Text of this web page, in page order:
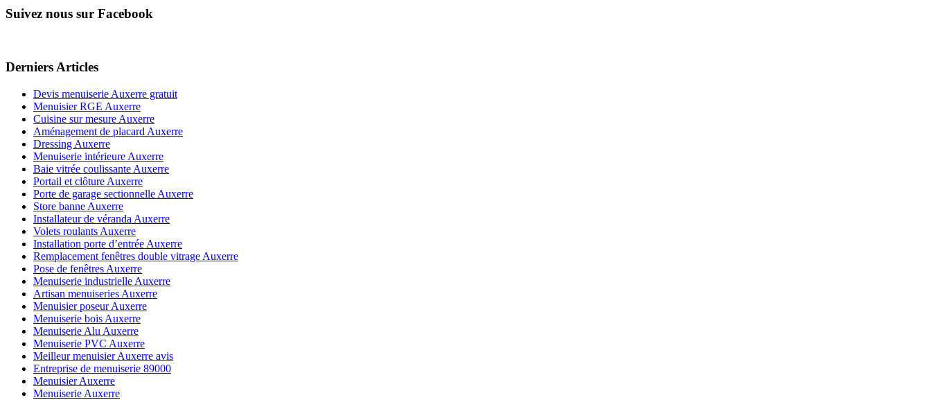
Suivez nous sur Facebook
Derniers Articles
Devis menuiserie Auxerre gratuit
Menuisier RGE Auxerre
Cuisine sur mesure Auxerre
Aménagement de placard Auxerre
Dressing Auxerre
Menuiserie intérieure Auxerre
Baie vitrée coulissante Auxerre
Portail et clôture Auxerre
Porte de garage sectionnelle Auxerre
Store banne Auxerre
Installateur de véranda Auxerre
Volets roulants Auxerre
Installation porte d’entrée Auxerre
Remplacement fenêtres double vitrage Auxerre
Pose de fenêtres Auxerre
Menuiserie industrielle Auxerre
Artisan menuiseries Auxerre
Menuisier poseur Auxerre
Menuiserie bois Auxerre
Menuiserie Alu Auxerre
Menuiserie PVC Auxerre
Meilleur menuisier Auxerre avis
Entreprise de menuiserie 89000
Menuisier Auxerre
Menuiserie Auxerre